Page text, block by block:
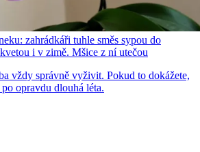
zahrádkáři tuhle směs sypou do
i v zimě. Mšice z ní utečou
vždy správně vyživit. Pokud to dokážete,
opravdu dlouhá léta.